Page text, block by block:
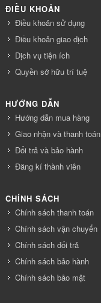
ĐIỀU KHOẢN
Điều khoản sử dụng
Điều khoản giao dịch
Dịch vụ tiện ích
Quyền sở hữu trí tuệ
HƯỚNG DẪN
Hướng dẫn mua hàng
Giao nhận và thanh toán
Đổi trả và bảo hành
Đăng kí thành viên
CHÍNH SÁCH
Chính sách thanh toán
Chính sách vận chuyển
Chính sách đổi trả
Chính sách bảo hành
Chính sách bảo mật